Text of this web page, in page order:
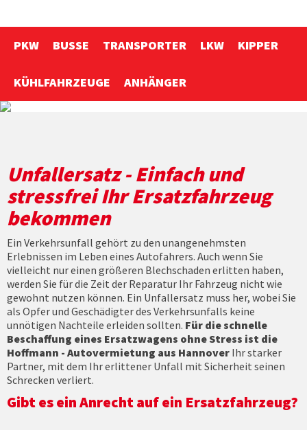
PKW BUSSE TRANSPORTER LKW KIPPER
KÜHLFAHRZEUGE ANHÄNGER
Unfallersatz - Einfach und
stressfrei Ihr Ersatzfahrzeug
bekommen
Ein Verkehrsunfall gehört zu den unangenehmsten
Erlebnissen im Leben eines Autofahrers. Auch wenn Sie
vielleicht nur einen größeren Blechschaden erlitten haben,
werden Sie für die Zeit der Reparatur Ihr Fahrzeug nicht wie
gewohnt nutzen können. Ein Unfallersatz muss her, wobei Sie
als Opfer und Geschädigter des Verkehrsunfalls keine
unnötigen Nachteile erleiden sollten. Für die schnelle
Beschaffung eines Ersatzwagens ohne Stress ist die
Hoffmann - Autovermietung aus Hannover Ihr starker
Partner, mit dem Ihr erlittener Unfall mit Sicherheit seinen
Schrecken verliert.
Gibt es ein Anrecht auf ein Ersatzfahrzeug?
Umzugsauto mieten
Jobs
Anfahrt